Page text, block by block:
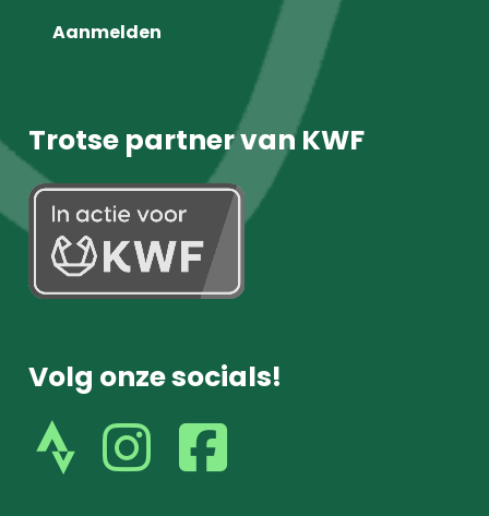
Aanmelden
Trotse partner van KWF
Volg onze socials!
volg
ons
volg
ons